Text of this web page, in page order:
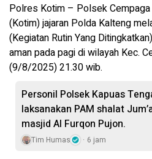
Polres Kotim – Polsek
(Kotim) jajaran Polda Kalteng
(Kegiatan Rutin Yang
aman pada pagi di wilayah Kec.
(9/8/2025) 21.30 wib.
Personil Polsek Kapuas
laksanakan PAM shalat
masjid Al Furqon Pujon.
Tim Humas 6 jam